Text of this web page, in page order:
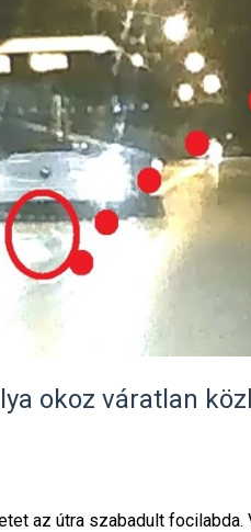
okoz váratlan
az útra szabadult focilabda.